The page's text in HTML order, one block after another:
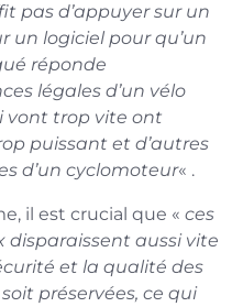
pas d’appuyer sur un
un logiciel pour qu’un
réponde
légales d’un vélo
vont trop vite ont
puissant et d’autres
d’un cyclomoteur« .
il est crucial que « ces
disparaissent aussi vite
et la qualité des
préservées, ce qui